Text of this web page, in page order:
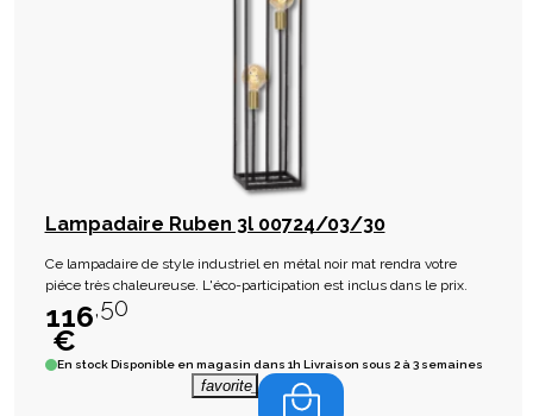
Lampadaire Ruben 3l 00724/03/30
Ce lampadaire de style industriel en métal noir mat rendra votre
piéce très chaleureuse. L'éco-participation est inclus dans le prix.
116,50
€
En stock Disponible en magasin dans 1h Livraison sous 2 à 3 semaines
favorite_border